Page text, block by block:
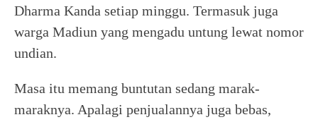
Dharma Kanda setiap minggu. Termasuk juga
warga Madiun yang mengadu untung lewat nomor
undian.
Masa itu memang buntutan sedang marak-
maraknya. Apalagi penjualannya juga bebas,